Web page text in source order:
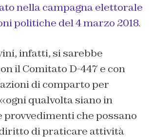
nella campagna elettorale
politiche del 4 marzo 2018.
infatti, si sarebbe
il Comitato D-447 e con
di comparto per
qualvolta siano in
provvedimenti che possano
di praticare attività